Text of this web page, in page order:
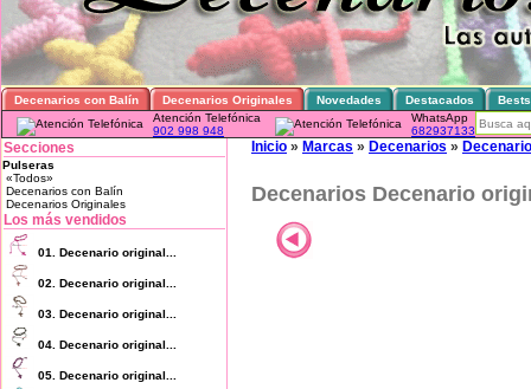
Decenarios con Balín Decenarios Originales Novedades Destacados
Atención Telefónica
902 998 948
WhatsApp
682937133
Secciones
Pulseras
«Todos»
Decenarios con Balín
Decenarios Originales
Los más vendidos
01. Decenario original...
02. Decenario original...
03. Decenario original...
04. Decenario original...
05. Decenario original...
Inicio » Marcas » Decenarios »
Decenarios Decenario